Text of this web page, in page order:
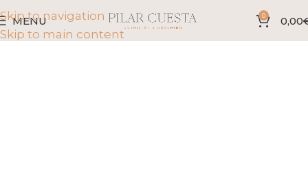
Skip to navigation
Skip to main content
MENU 0 0,00